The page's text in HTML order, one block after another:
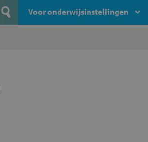
Voor onderwijsinstellingen